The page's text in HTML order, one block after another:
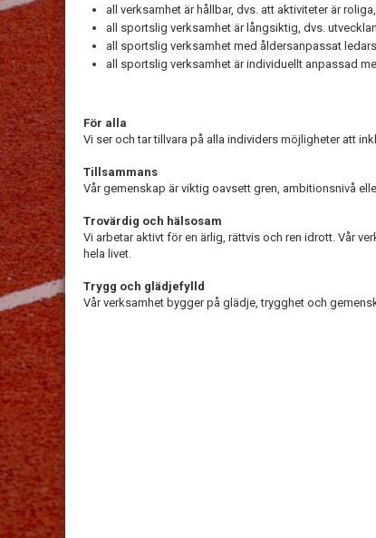
all verksamhet är hållbar, dvs. att aktiviteter är
all sportslig verksamhet är långsiktig, dvs.
all sportslig verksamhet med åldersanpassat
all sportslig verksamhet är individuellt anpassad
För alla
Vi ser och tar tillvara på alla individers möjligheter att
Tillsammans
Vår gemenskap är viktig oavsett gren, ambitionsnivå
Trovärdig och hälsosam
Vi arbetar aktivt för en ärlig, rättvis och ren idrott. Vår
hela livet.
Trygg och glädjefylld
Vår verksamhet bygger på glädje, trygghet och